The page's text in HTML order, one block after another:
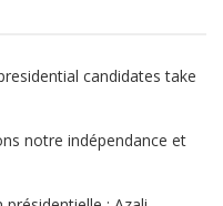
candidates take
notre indépendance et